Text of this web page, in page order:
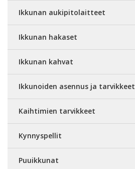
Ikkunan aukipitolaitteet
Ikkunan hakaset
Ikkunan kahvat
Ikkunoiden asennus ja tarvikkeet
Kaihtimien tarvikkeet
Kynnyspellit
Puuikkunat